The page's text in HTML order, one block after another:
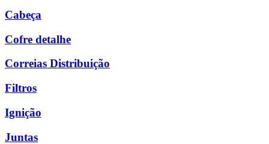
Cabeça
Cofre detalhe
Correias Distribuição
Filtros
Ignição
Juntas